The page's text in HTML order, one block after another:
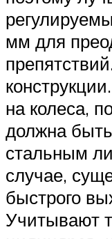
мм для
на колеса,
должна
стальным
случае,
быстрого
Учитывают